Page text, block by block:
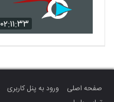
۰۲:۱۱:۳۳
صفحه اصلی ورود به پنل کاربری